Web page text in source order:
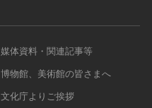
媒体資料・関連記事等
博物館、美術館の皆さまへ
文化庁よりご挨拶